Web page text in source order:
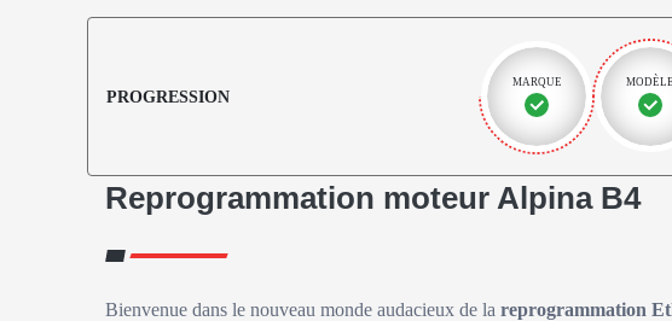
PROGRESSION
MARQUE MODÈLE
Reprogrammation moteur Alpina B4
Bienvenue dans le nouveau monde audacieux de la reprogrammation